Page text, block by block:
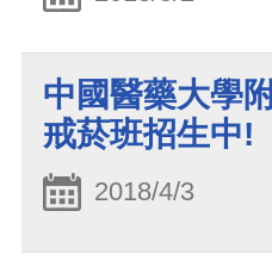
中國醫藥大學
戒菸班招生中!
2018/4/3